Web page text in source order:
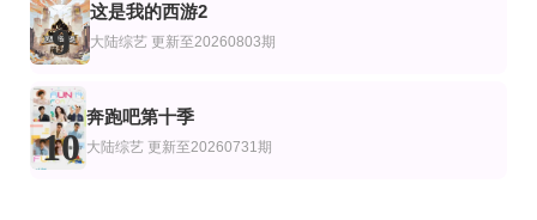
9
这是我的西游2
大陆综艺 更新至20260803期
10
奔跑吧第十季
大陆综艺 更新至20260731期